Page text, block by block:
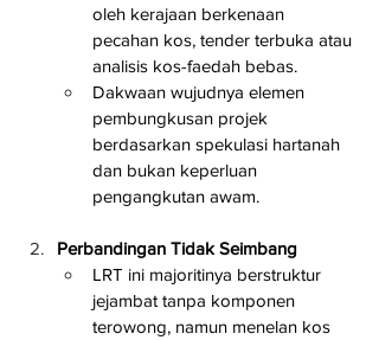
oleh kerajaan berkenaan
pecahan kos, tender terbuka atau
analisis kos-faedah bebas.
Dakwaan wujudnya elemen
pembungkusan projek
berdasarkan spekulasi hartanah
dan bukan keperluan
pengangkutan awam.
Perbandingan Tidak Seimbang
LRT ini majoritinya berstruktur
jejambat tanpa komponen
terowong, namun menelan kos